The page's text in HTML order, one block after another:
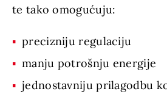
te tako omogućuju:
precizniju regulaciju
manju potrošnju energije
jednostavniju prilagodbu